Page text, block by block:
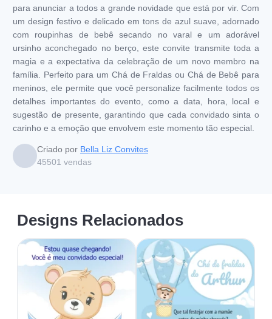
para anunciar a todos a grande novidade que está por vir. Com
um design festivo e delicado em tons de azul suave, adornado
com roupinhas de bebê secando no varal e um adorável
ursinho aconchegado no berço, este convite transmite toda a
magia e a expectativa da celebração de um novo membro na
família. Perfeito para um Chá de Fraldas ou Chá de Bebê para
meninos, ele permite que você personalize facilmente todos os
detalhes importantes do evento, como a data, hora, local e
sugestão de presente, garantindo que cada convidado sinta o
carinho e a emoção que envolvem este momento tão especial.
Criado por Bella Liz Convites
45501 vendas
Designs Relacionados